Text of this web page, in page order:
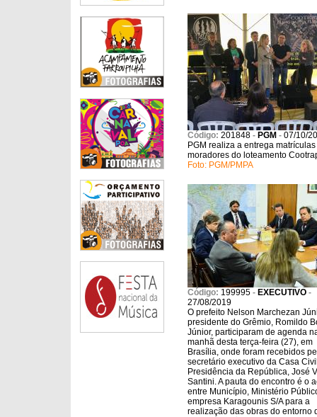
Código: 201848 - PGM - 07/10/
PGM realiza a entrega matrículas
moradores do loteamento
Foto: PGM/PMPA
Código: 199995 - EXECUTIVO -
27/08/2019
O prefeito Nelson Marchezan
presidente do Grêmio, Romildo
Júnior, participaram de agenda
manhã desta terça-feira (27), em
Brasília, onde foram recebidos
secretário executivo da Casa
Presidência da República, José
Santini. A pauta do encontro é o
entre Município, Ministério
empresa Karagounis S/A para a
realização das obras do entorno